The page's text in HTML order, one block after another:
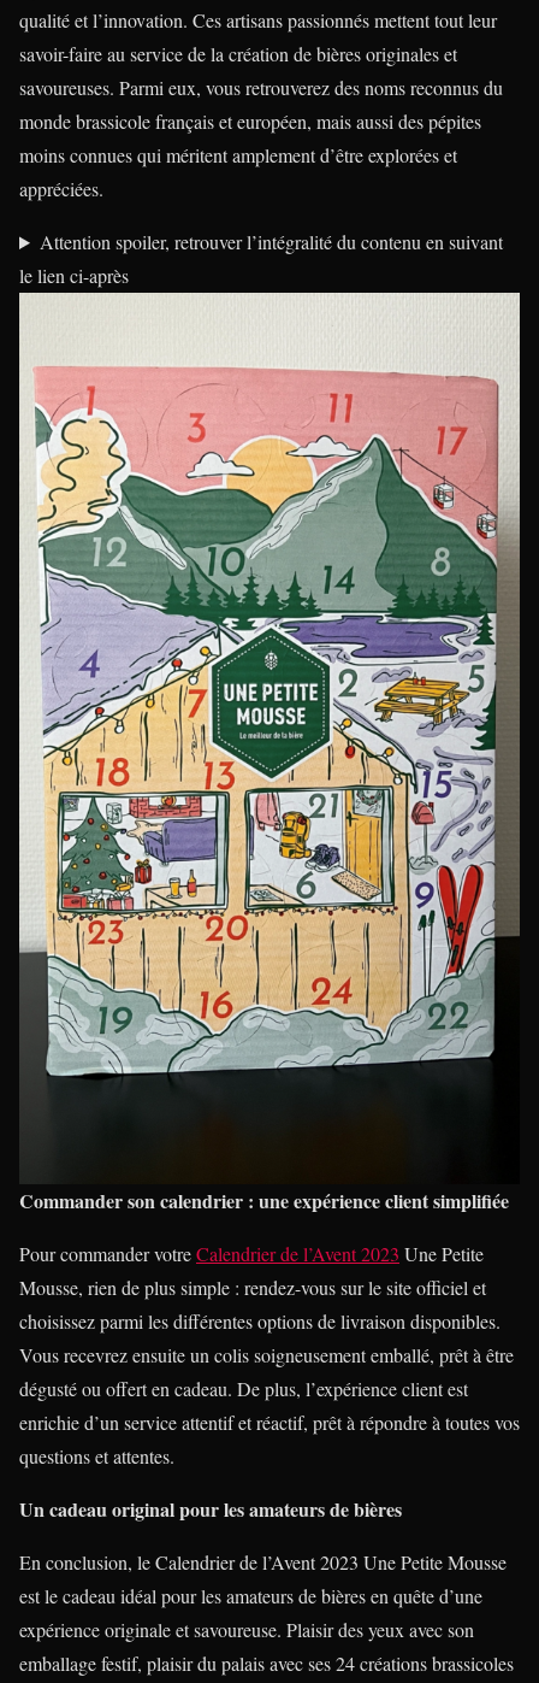
qualité et l’innovation. Ces artisans passionnés mettent tout leur
savoir-faire au service de la création de bières originales et
savoureuses. Parmi eux, vous retrouverez des noms reconnus du
monde brassicole français et européen, mais aussi des pépites
moins connues qui méritent amplement d’être explorées et
appréciées.
Attention spoiler, retrouver l’intégralité du contenu en suivant
le lien ci-après
Commander son calendrier : une expérience client simplifiée
Pour commander votreCalendrier de l’Avent 2023 Une Petite
Mousse, rien de plus simple : rendez-vous sur le site officiel et
choisissez parmi les différentes options de livraison disponibles.
Vous recevrez ensuite un colis soigneusement emballé, prêt à être
dégusté ou offert en cadeau. De plus, l’expérience client est
enrichie d’un service attentif et réactif, prêt à répondre à toutes vos
questions et attentes.
Un cadeau original pour les amateurs de bières
En conclusion, le Calendrier de l’Avent 2023 Une Petite Mousse
est le cadeau idéal pour les amateurs de bières en quête d’une
expérience originale et savoureuse. Plaisir des yeux avec son
emballage festif, plaisir du palais avec ses 24 créations brassicoles